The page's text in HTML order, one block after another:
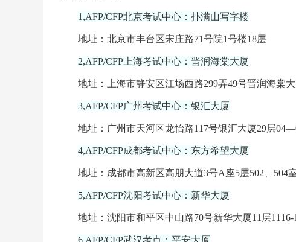
1,AFP/CFP北京考试中心：扑满山写字楼
地址：北京市丰台区宋庄路71号院1号楼18层
2,AFP/CFP上海考试中心：晋润海棠大厦
地址：上海市静安区江场西路299弄49号晋润海棠大
3,AFP/CFP广州考试中心：银汇大厦
地址：广州市天河区龙怡路117号银汇大厦29层
4,AFP/CFP成都考试中心：东方希望大厦
地址：成都市高新区高朋大道3号A座5层502、504
5,AFP/CFP沈阳考试中心：新华大厦
地址：沈阳市和平区中山路70号新华大厦11层1116-
6,AFP/CFP武汉考点：平安大厦